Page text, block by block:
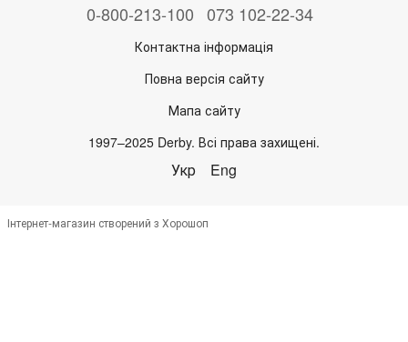
0-800-213-100 073 102-22-34
Контактна інформація
Повна версія сайту
Мапа сайту
1997–2025 Derby. Всі права захищені.
Укр Eng
Інтернет-магазин створений з Хорошоп